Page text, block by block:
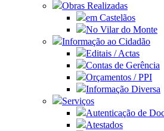
Obras Realizadas
em Castelãos
No Vilar do Monte
Informação ao Cidadão
Editais / Actas
Contas de Gerência
Orçamentos / PPI
Informação Diversa
Serviços
Autenticação de
Atestados